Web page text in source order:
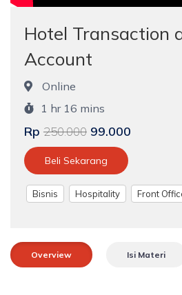
Hotel Transaction
Account
Online
1 hr 16 mins
Rp 250.000 99.000
Beli Sekarang
Bisnis Hospitality Front
Overview Isi Materi